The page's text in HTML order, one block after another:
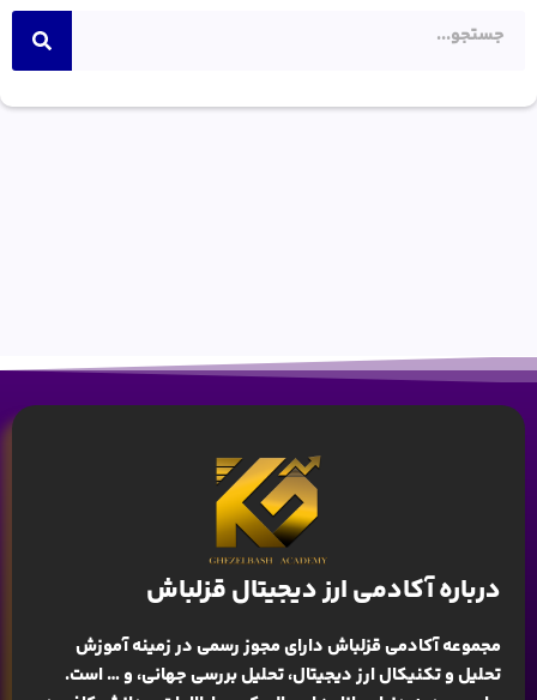
درباره آکادمی ارز دیجیتال قزلباش
مجموعه آکادمی قزلباش دارای مجوز رسمی در زمینهآموزش
تحلیل و تکنیکال ارز دیجیتال، تحلیل بررسی جهانی، و … است.